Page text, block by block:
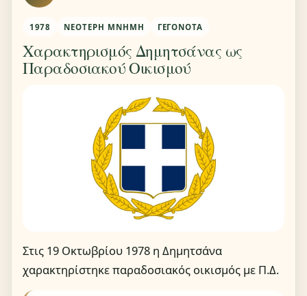
1978 ΝΕΌΤΕΡΗ ΜΝΉΜΗ ΓΕΓΟΝΌΤΑ
Χαρακτηρισμός Δημητσάνας ως
Παραδοσιακού Οικισμού
Στις 19 Οκτωβρίου 1978 η Δημητσάνα
χαρακτηρίστηκε παραδοσιακός οικισμός με Π.Δ.